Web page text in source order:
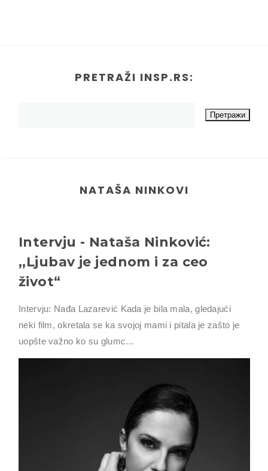
PRETRAŽI INSP.RS:
NATAŠA NINKOVI
Intervju - Nataša Ninković:
,,Ljubav je jednom i za ceo
život“
Intervju: Nađa Lazarević Kada je bila mala, gledajući
neki film, okretala se ka svojoj mami i pitala je zašto je
uopšte važno ko su glumc...